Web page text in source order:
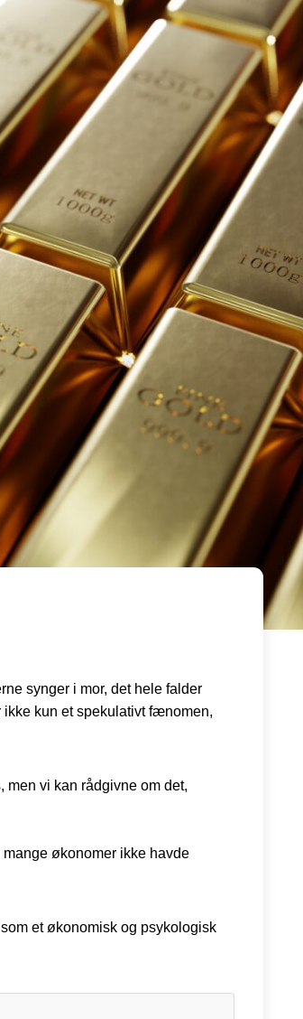
synger i mor, det hele falder
ikke kun et spekulativt fænomen,
men vi kan rådgivne om det,
økonomer ikke havde
et økonomisk og psykologisk